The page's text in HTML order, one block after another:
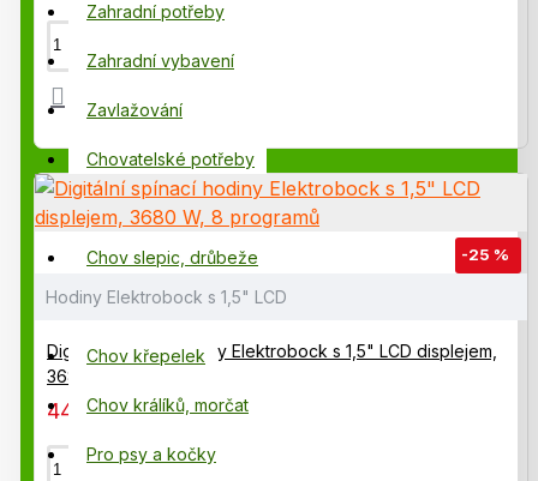
Zahradní potřeby
Zahradní vybavení
Zavlažování
Chovatelské potřeby
Zavlažovací systémy
Chov slepic, drůbeže
Komponenty závlahy
Chov křepelek
Chov králíků, morčat
Pro psy a kočky
-25 %
Hodiny Elektrobock s 1,5" LCD
Digitální spínací hodiny Elektrobock s 1,5" LCD displejem,
3680 W, 8 programů
445,00 Kč 595,00 Kč